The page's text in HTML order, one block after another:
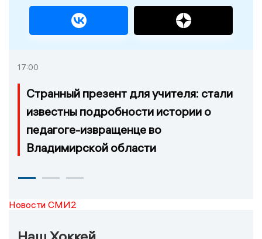
17:00
Странный презент для учителя: стали
известны подробности истории о
педагоге-извращенце во
Владимирской области
Новости СМИ2